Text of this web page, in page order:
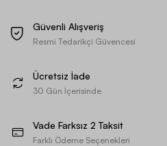
Güvenli Alışveriş
Resmi Tedarikçi Güvencesi
Ücretsiz İade
30 Gün İçerisinde
Vade Farksız 2 Taksit
Farklı Ödeme Seçenekleri